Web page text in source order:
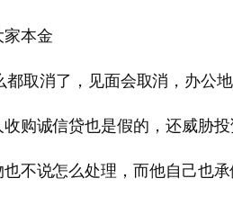
本金
取消了，见面会取消，办公地
购诚信贷也是假的，还威胁
不说怎么处理，而他自己也